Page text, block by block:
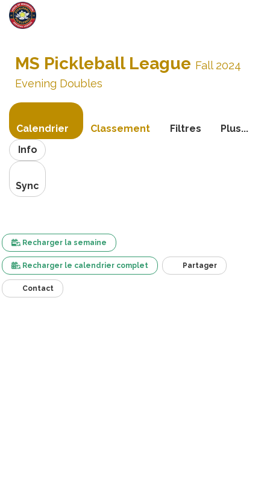
MS Pickleball League Fall 2024
Evening Doubles
Calendrier Classement Filtres
Plus...
Info
Sync
Recharger la semaine
Recharger le calendrier complet Partager
Contact